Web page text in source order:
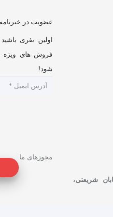
عضویت در خبرنامه
اولین نفری
فروش های ویژه
شود!
شریعتی،
مجوزهای ما